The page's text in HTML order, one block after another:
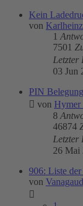
Kein
von
1
7501
Letzter
03 Jun
PIN
von
8
46874
Letzter
26 Mai
906: Liste der
von